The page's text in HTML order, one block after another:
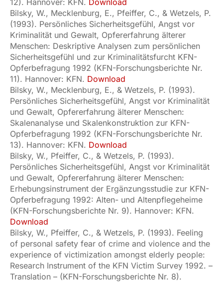
12). Hannover: KFN. Download
Bilsky, W., Mecklenburg, E., Pfeiffer, C., & Wetzels, P.
(1993). Persönliches Sicherheitsgefühl, Angst vor
Kriminalität und Gewalt, Opfererfahrung älterer
Menschen: Deskriptive Analysen zum persönlichen
Sicherheitsgefühl und zur Kriminalitätsfurcht KFN-
Opferbefragung 1992 (KFN-Forschungsberichte Nr.
11). Hannover: KFN. Download
Bilsky, W., Mecklenburg, E., & Wetzels, P. (1993).
Persönliches Sicherheitsgefühl, Angst vor Kriminalität
und Gewalt, Opfererfahrung älterer Menschen:
Skalenanalyse und Skalenkonstruktion zur KFN-
Opferbefragung 1992 (KFN-Forschungsberichte Nr.
13). Hannover: KFN. Download
Bilsky, W., Pfeiffer, C., & Wetzels, P. (1993).
Persönliches Sicherheitsgefühl, Angst vor Kriminalität
und Gewalt, Opfererfahrung älterer Menschen:
Erhebungsinstrument der Ergänzungsstudie zur KFN-
Opferbefragung 1992: Alten- und Altenpflegeheime
(KFN-Forschungsberichte Nr. 9). Hannover: KFN.
Download
Bilsky, W., Pfeiffer, C., & Wetzels, P. (1993). Feeling
of personal safety fear of crime and violence and the
experience of victimization amongst elderly people:
Research Instrument of the KFN Victim Survey 1992. –
Translation – (KFN-Forschungsberichte Nr. 8).